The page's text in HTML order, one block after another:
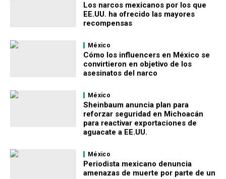
Los narcos mexicanos por los que
EE.UU. ha ofrecido las mayores
recompensas
México
Cómo los influencers en México se
convirtieron en objetivo de los
asesinatos del narco
México
Sheinbaum anuncia plan para
reforzar seguridad en Michoacán
para reactivar exportaciones de
aguacate a EE.UU.
México
Periodista mexicano denuncia
amenazas de muerte por parte de un